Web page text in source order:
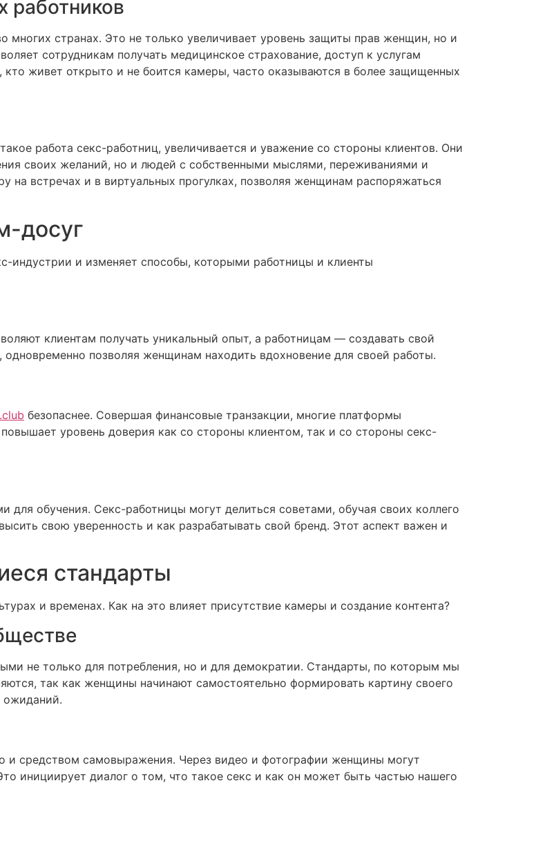
работников
многих странах. Это не только увеличивает уровень защиты прав женщин, но и
сотрудникам получать медицинское страхование, доступ к услугам
кто живет открыто и не боится камеры, часто оказываются в более защищенных
работа секс-работниц, увеличивается и уважение со стороны клиентов. Они
своих желаний, но и людей с собственными мыслями, переживаниями и
встречах и в виртуальных прогулках, позволяя женщинам распоряжаться
досуг
индустрии и изменяет способы, которыми работницы и клиенты
клиентам получать уникальный опыт, а работницам — создавать свой
одновременно позволяя женщинам находить вдохновение для своей работы.
безопаснее. Совершая финансовые транзакции, многие платформы
уровень доверия как со стороны клиентом, так и со стороны секс-
обучения. Секс-работницы могут делиться советами, обучая своих коллего
свою уверенность и как разрабатывать свой бренд. Этот аспект важен и
стандарты
и временах. Как на это влияет присутствие камеры и создание контента?
не только для потребления, но и для демократии. Стандарты, по которым мы
так как женщины начинают самостоятельно формировать картину своего
ожиданий.
и средством самовыражения. Через видео и фотографии женщины могут
инициирует диалог о том, что такое секс и как он может быть частью нашего